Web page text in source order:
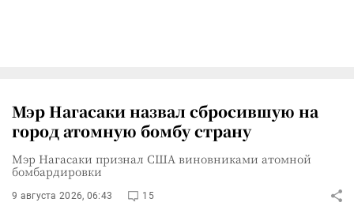
Мэр Нагасаки назвал сбросившую на
город атомную бомбу страну
Мэр Нагасаки признал США виновниками атомной
бомбардировки
9 августа 2026, 06:43 15